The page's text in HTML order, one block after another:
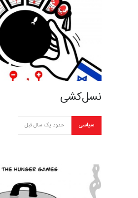
نسل‌کشی
سیاسی حدود یک سال قبل